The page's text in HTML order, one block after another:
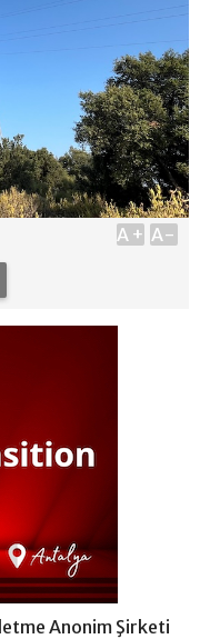
A+ A-
Anonim Şirketi